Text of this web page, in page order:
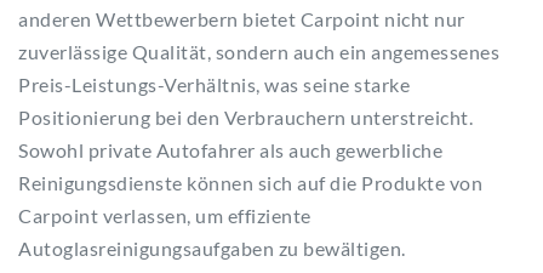
anderen Wettbewerbern bietet Carpoint nicht nur
zuverlässige Qualität, sondern auch ein angemessenes
Preis-Leistungs-Verhältnis, was seine starke
Positionierung bei den Verbrauchern unterstreicht.
Sowohl private Autofahrer als auch gewerbliche
Reinigungsdienste können sich auf die Produkte von
Carpoint verlassen, um effiziente
Autoglasreinigungsaufgaben zu bewältigen.